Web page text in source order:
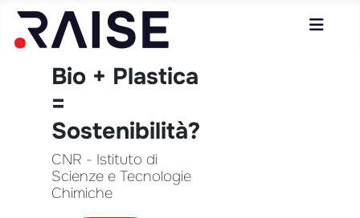
Bio + Plastica
=
Sostenibilità?
CNR - Istituto di
Scienze e Tecnologie
Chimiche